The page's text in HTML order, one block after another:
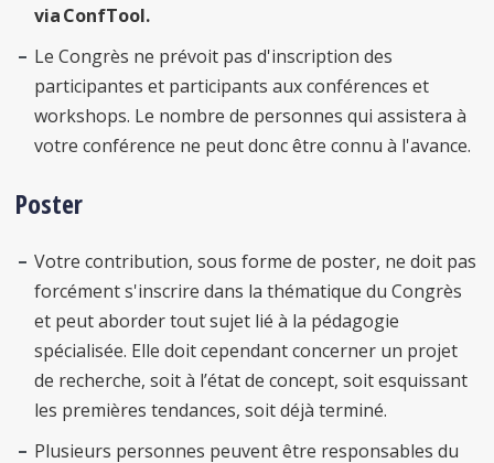
via ConfTool.
Le Congrès ne prévoit pas d'inscription des
participantes et participants aux conférences et
workshops. Le nombre de personnes qui assistera à
votre conférence ne peut donc être connu à l'avance.
Poster
Votre contribution, sous forme de poster, ne doit pas
forcément s'inscrire dans la thématique du Congrès
et peut aborder tout sujet lié à la pédagogie
spécialisée. Elle doit cependant concerner un projet
de recherche, soit à l’état de concept, soit esquissant
les premières tendances, soit déjà terminé.
Plusieurs personnes peuvent être responsables du